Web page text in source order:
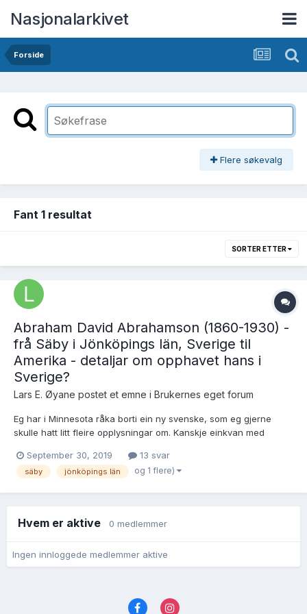
Nasjonalarkivet
Forside
Flere søkevalg
Fant 1 resultat
SORTER ETTER
Abraham David Abrahamson (1860-1930) -
frå Säby i Jönköpings län, Sverige til
Amerika - detaljar om opphavet hans i
Sverige?
Lars E. Øyane postet et emne i Brukernes eget forum
Eg har i Minnesota råka borti ein ny svenske, som eg gjerne
skulle hatt litt fleire opplysningar om. Kanskje einkvan med
Huslyden er i eit «nøtteskal» presentert i dette familie treet hjå
ancestry: Her er sjølve dåpe...
September 30, 2019 13 svar
säby jönköpings län og 1 flere)
Hvem er aktive 0 medlemmer
Ingen innloggede medlemmer aktive